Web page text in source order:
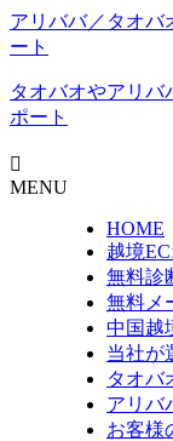
アリババ／タオバ
ート
タオバオやアリバ
ポート
MENU
HOME
越境
無料診
無料メ
中国越
当社が
タオバ
アリバ
お客様